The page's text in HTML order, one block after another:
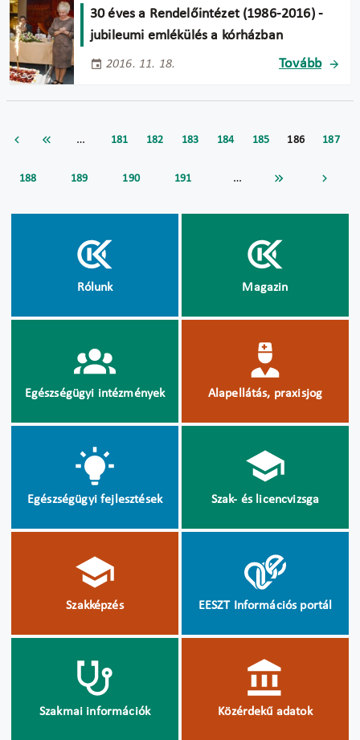
30 éves a Rendelőintézet (1986-2016) -
jubileumi emlékülés a kórházban
2016. 11. 18. Tovább
… 181 182 183 184 185 186 187
188 189 190 191 …
Rólunk Magazin
Egészségügyi intézmények Alapellátás, praxisjog
Egészségügyi fejlesztések Szak- és licencvizsga
Szakképzés EESZT Információs portál
Szakmai információk Közérdekű adatok